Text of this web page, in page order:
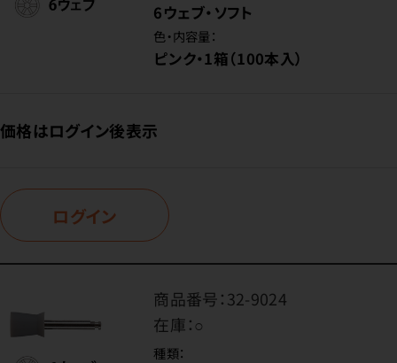
6ウェブ・ソフト
色・内容量：
ピンク・1箱（100本入）
価格はログイン後表示
ログイン
商品番号：32-9024
在庫：○
種類：